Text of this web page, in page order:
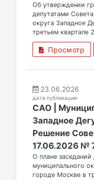
Об утверждении
депутатами
округа Западное
третьем квартале
Просмотр
23.06.2026
дата публикации
САО |
Западное
Решение
17.06.2026 №
О плане заседаний
муниципального
городе Москве в